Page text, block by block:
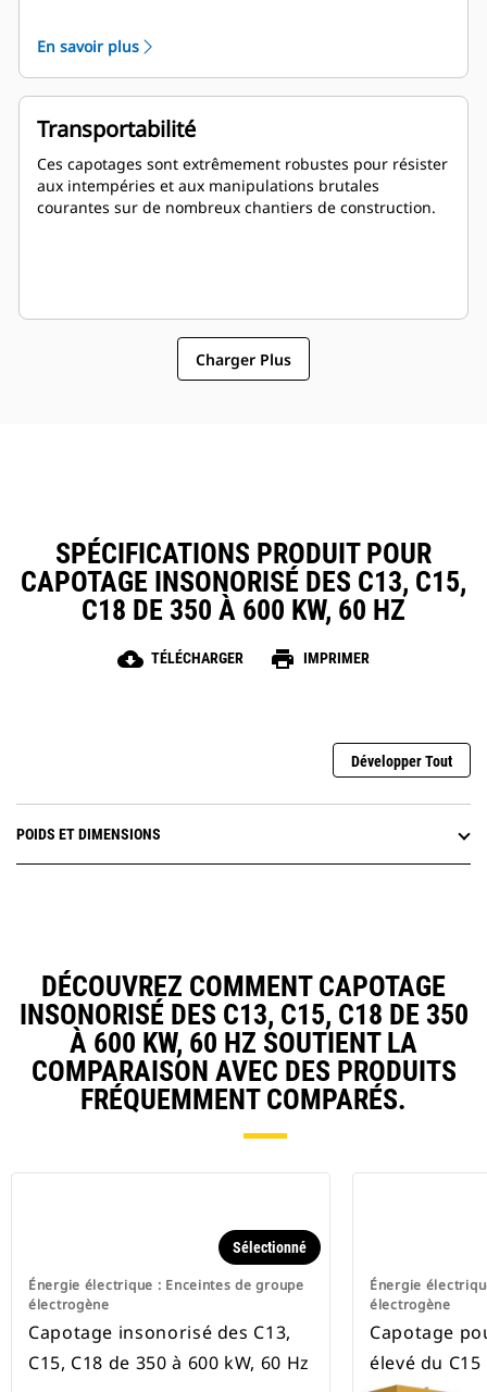
Conçu pour le levage du palonnier en toute sécurité
Zone de tronçons à l'épreuve des rongeurs
En savoir plus
Transportabilité
Ces capotages sont extrêmement robustes pour résister
aux intempéries et aux manipulations brutales
courantes sur de nombreux chantiers de construction.
Charger Plus
SPÉCIFICATIONS PRODUIT POUR
CAPOTAGE INSONORISÉ DES C13, C15,
C18 DE 350 À 600 KW, 60 HZ
cloud_download TÉLÉCHARGER print IMPRIMER
Développer Tout
POIDS ET DIMENSIONS
DÉCOUVREZ COMMENT CAPOTAGE
INSONORISÉ DES C13, C15, C18 DE 350
À 600 KW, 60 HZ SOUTIENT LA
COMPARAISON AVEC DES PRODUITS
FRÉQUEMMENT COMPARÉS.
Énergie électrique : Enceintes de groupe
électrogène
Sélectionné
Capotage insonorisé des C13,
C15, C18 de 350 à 600 kW, 60 Hz
Énergie
électrogène
Capotage
élevé du C15